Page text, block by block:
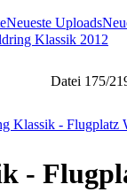
Neueste Uploads
Klassik 2012
Datei 175/
-